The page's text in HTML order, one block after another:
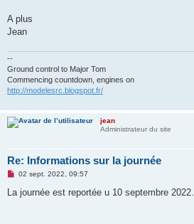
A plus
Jean
--
Ground control to Major Tom
Commencing countdown, engines on
http://modelesrc.blogspot.fr/
jean
Administrateur du site
Re: Informations sur la journée
M
s
02 sept. 2022, 09:57
La journée est reportée u 10 septembre 2022.